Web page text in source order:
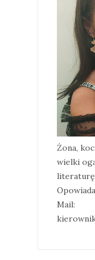
Żona,
wielki
literaturę
Mail: